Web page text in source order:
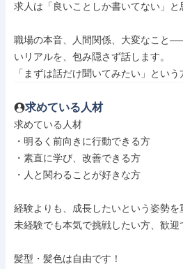
求人は「良いことしか書いてない」と
職場の本音、人間関係、大変なこと
いリアルを、包み隠さず話します。
「まずは話だけ聞いてみたい」という
求めている人材
求めている人材
・明るく前向きに行動できる方
・素直に学び、改善できる方
・人と関わることが好きな方
経験よりも、成長したいという姿勢を
未経験でも本気で挑戦したい方、歓迎
髪型・髪色は自由です！